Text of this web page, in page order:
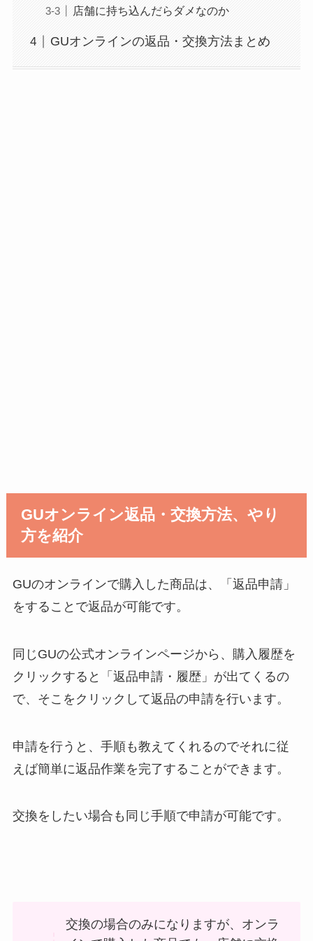
店舗に持ち込んだらダメなのか
GUオンラインの返品・交換方法まとめ
GUオンライン返品・交換方法、やり
方を紹介
GUのオンラインで購入した商品は、「返品申請」
をすることで返品が可能です。
同じGUの公式オンラインページから、購入履歴を
クリックすると「返品申請・履歴」が出てくるの
で、そこをクリックして返品の申請を行います。
申請を行うと、手順も教えてくれるのでそれに従
えば簡単に返品作業を完了することができます。
交換をしたい場合も同じ手順で申請が可能です。
交換の場合のみになりますが、オンラ